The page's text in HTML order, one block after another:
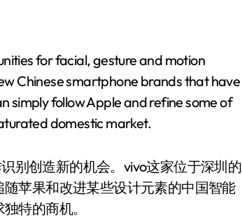
for facial, gesture and motion
Chinese smartphone brands that have
simply follow Apple and refine some of
domestic market.
别创造新的机会。vivo这家位于深圳的
苹果和改进某些设计元素的中国智能
特的商机。